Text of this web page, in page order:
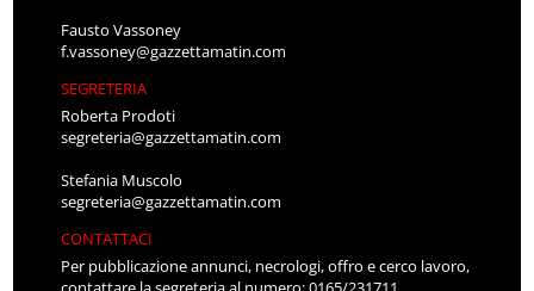
Fausto Vassoney
f.vassoney@gazzettamatin.com
SEGRETERIA
Roberta Prodoti
segreteria@gazzettamatin.com
Stefania Muscolo
segreteria@gazzettamatin.com
CONTATTACI
Per pubblicazione annunci, necrologi, offro e cerco lavoro,